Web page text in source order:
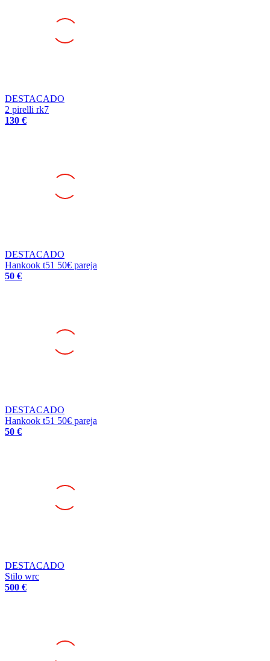
DESTACADO
2 pirelli rk7
130 €
DESTACADO
Hankook t51 50€ pareja
50 €
DESTACADO
Hankook t51 50€ pareja
50 €
DESTACADO
Stilo wrc
500 €